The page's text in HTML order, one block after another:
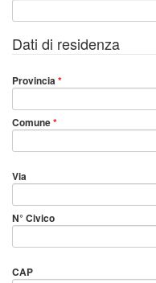
Dati di residenza
Provincia*
Comune*
Via
N° Civico
CAP